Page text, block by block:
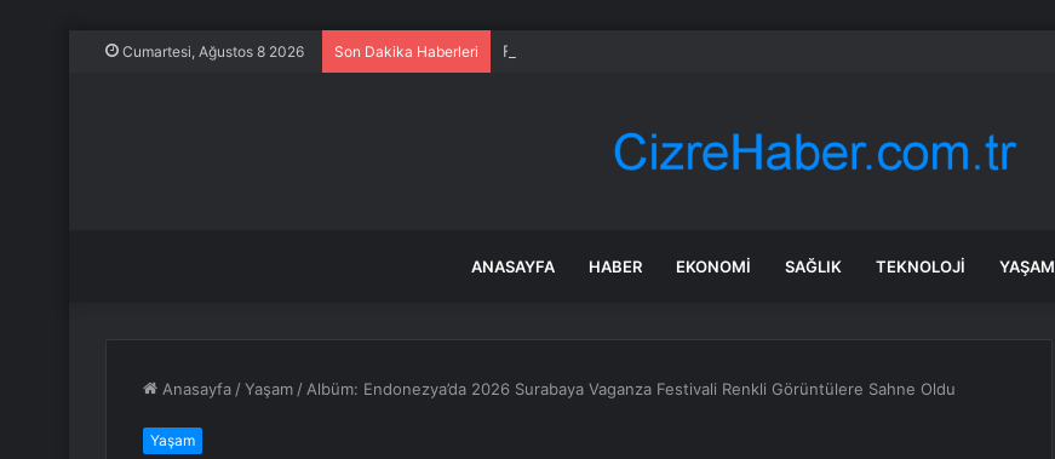
Cumartesi, Ağustos 8 2026 Son Dakika Haberleri Fransa’daki yangınlarda 4 itfaiye eri hayatını kaybetti
ANASAYFA HABER EKONOMI SAĞLIK TEKNOLOJI YAŞAM
Anasayfa /Yaşam / Albüm: Endonezya’da 2026 Surabaya Vaganza Festivali Renkli Görüntülere Sahne Oldu
Yaşam